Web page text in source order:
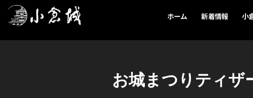
ホーム 新着情報 小
お城まつりティザ